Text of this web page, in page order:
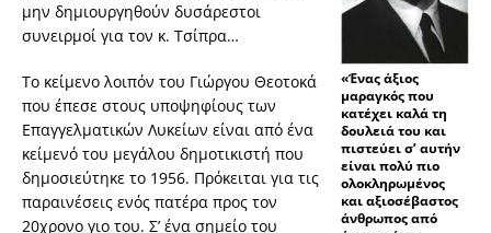
«Ένας άξιος
μαραγκός που
κατέχει καλά τη
δουλειά του και
πιστεύει σ’ αυτήν
είναι πολύ πιο
ολοκληρωμένος
και αξιοσέβαστος
άνθρωπος από
μην δημιουργηθούν δυσάρεστοι
συνειρμοί για τον κ. Τσίπρα…
Το κείμενο λοιπόν του Γιώργου Θεοτοκά
που έπεσε στους υποψηφίους των
Επαγγελματικών Λυκείων είναι από ένα
κείμενό του μεγάλου δημοτικιστή που
δημοσιεύτηκε το 1956. Πρόκειται για τις
παραινέσεις ενός πατέρα προς τον
20χρονο γιο του. Σ’ ένα σημείο του